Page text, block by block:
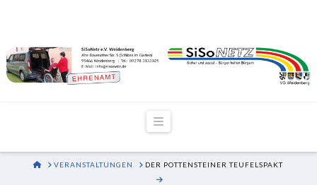
Navigation
HOME
VERANSTALTUNGEN DER POTTENSTEINER TEUFELSPAKT